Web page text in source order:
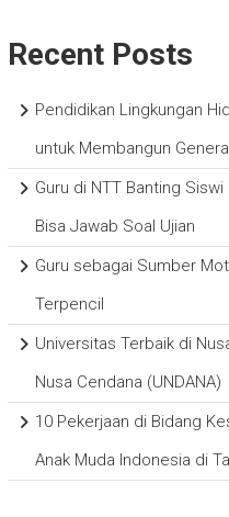
Recent Posts
Pendidikan Lingkungan
untuk Membangun
Guru di NTT Banting
Bisa Jawab Soal Ujian
Guru sebagai Sumber
Terpencil
Universitas Terbaik di
Nusa Cendana (UNDANA)
10 Pekerjaan di Bidang
Anak Muda Indonesia di